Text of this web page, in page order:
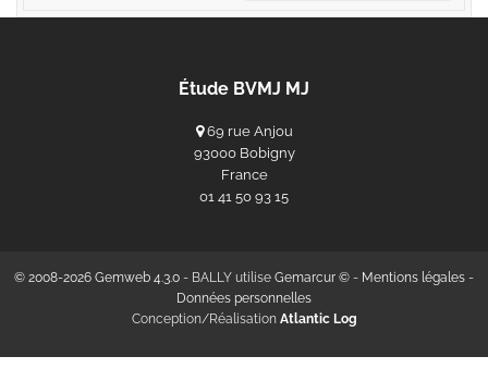
Étude BVMJ MJ
69 rue Anjou
93000 Bobigny
France
‭01 41 50 93 15‬
© 2008-2026 Gemweb 4.3.0 - BALLY utilise Gemarcur © - Mentions légales -
Données personnelles
Conception/Réalisation Atlantic Log